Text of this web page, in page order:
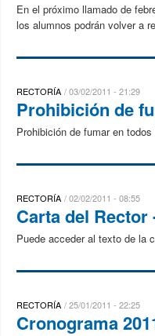
En el próximo llamado de
los alumnos podrán volver a
RECTORÍA 03/02/2011 - 21:29
Prohibición de
Prohibición de fumar en
RECTORÍA 02/02/2011 - 08:55
Carta del Rector
Puede acceder al texto de la
RECTORÍA 25/01/2011 - 22:25
Cronograma